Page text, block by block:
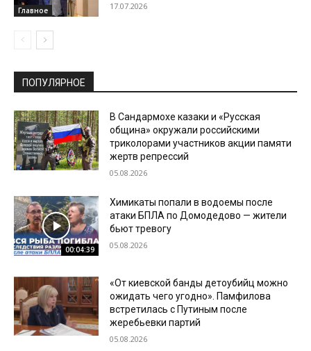
Главное 17.07.2026
ПОПУЛЯРНОЕ
В Сандармохе казаки и «Русская
община» окружали российскими
триколорами участников акции памяти
жертв репрессий
05.08.2026
00:04:39
Химикаты попали в водоемы после
атаки БПЛА по Домодедово — жители
бьют тревогу
05.08.2026
«От киевской банды детоубийц можно
ожидать чего угодно». Памфилова
встретилась с Путиным после
жеребьевки партий
05.08.2026